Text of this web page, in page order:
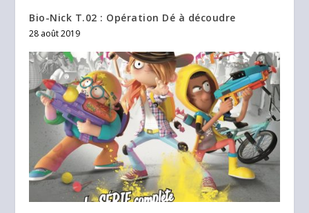
Bio-Nick T.02 : Opération Dé à découdre
28 août 2019